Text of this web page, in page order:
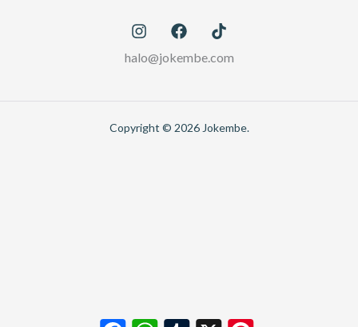
halo@jokembe.com
Copyright © 2026 Jokembe.